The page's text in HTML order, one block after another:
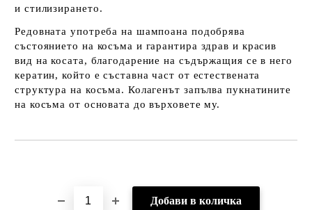
и стилизирането.
Редовната употреба на шампоана подобрява
състоянието на косъма и гарантира здрав и красив
вид на косата, благодарение на съдържащия се в него
кератин, който е съставна част от естествената
структура на косъма. Колагенът запълва пукнатините
на косъма от основата до върховете му.